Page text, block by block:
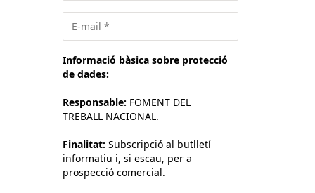
Informació bàsica sobre protecció
de dades:
Responsable: FOMENT DEL
TREBALL NACIONAL.
Finalitat: Subscripció al butlletí
informatiu i, si escau, per a
prospecció comercial.